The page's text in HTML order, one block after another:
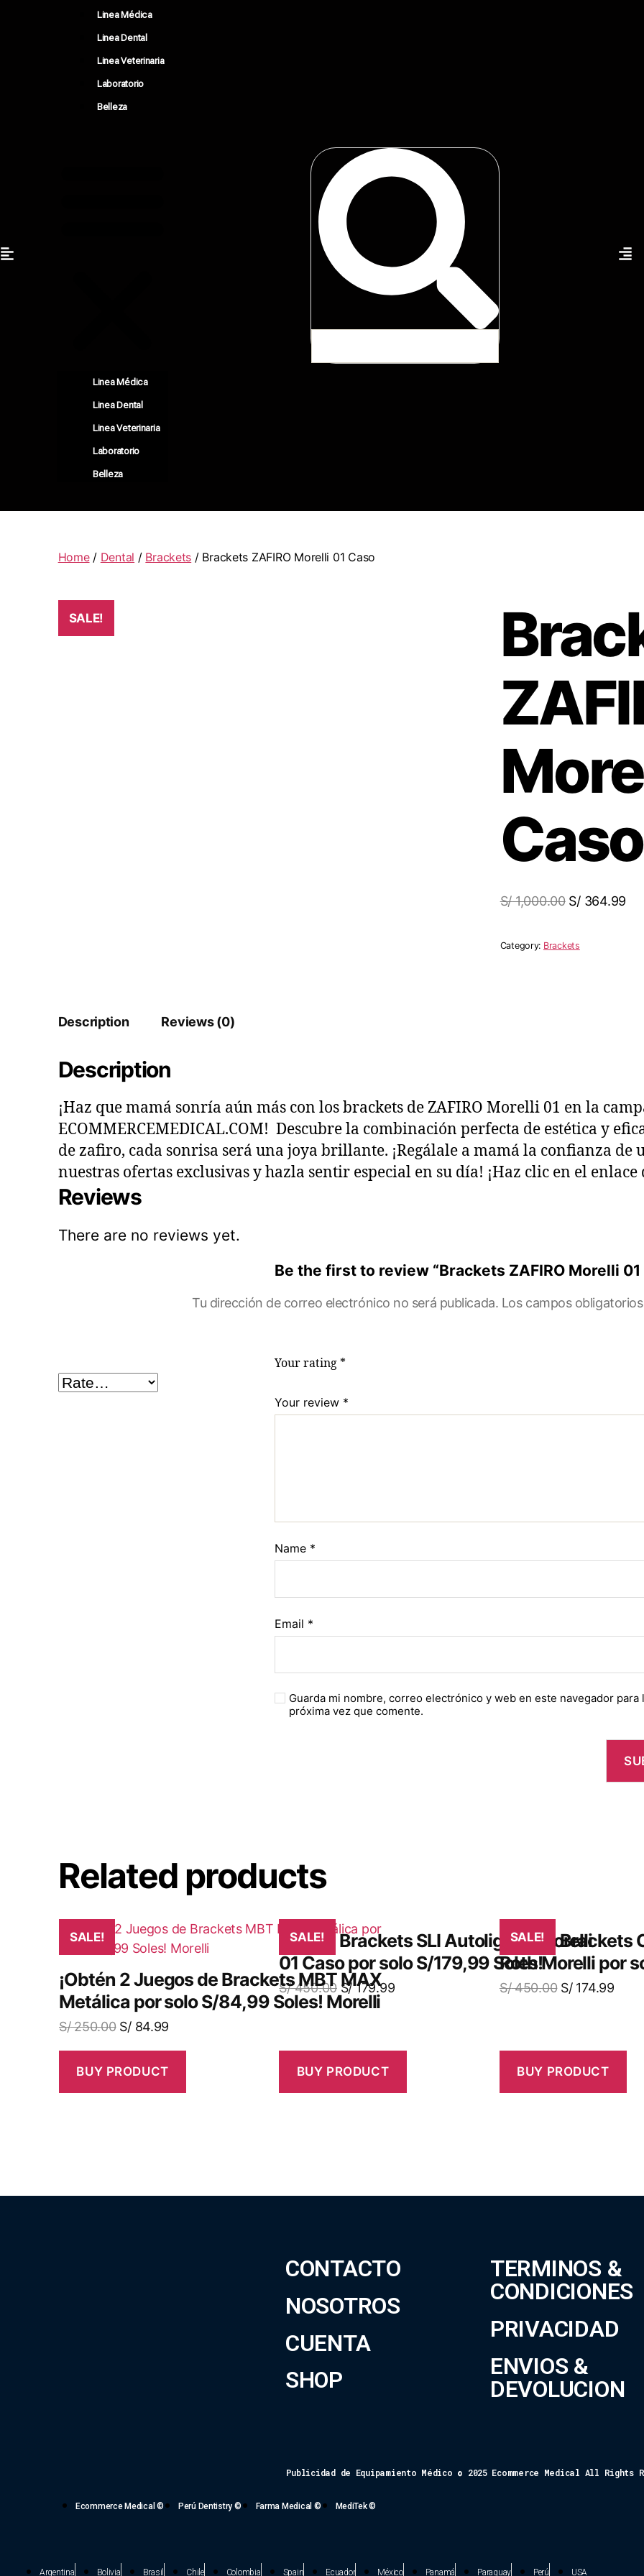
Linea Médica
Linea Dental
Linea Veterinaria
Laboratorio
Belleza
Linea Médica
Linea Dental
Linea Veterinaria
Laboratorio
Belleza
Home/ Dental / Brackets / Brackets ZAFIRO Morelli 01 Caso
SALE!
Caso
S/1,000.00 S/364.99
Category: Brackets
Description Reviews (0)
Description
¡Haz que mamá sonría aún más con los brackets de ZAFIRO Morelli 01 en la
ECOMMERCEMEDICAL.COM! Descubre la combinación perfecta de estética y
de zafiro, cada sonrisa será una joya brillante. ¡Regálale a mamá la confianza de
nuestras ofertas exclusivas y hazla sentir especial en su día! ¡Haz clic en el
Reviews
There are no reviews yet.
Be the first to review “Brackets ZAFIRO Morelli 01
Tu dirección de correo electrónico no será publicada. Los campos
Your rating *
Your review *
Name *
Email *
Guarda mi nombre, correo electrónico y web en este navegador para
próxima vez que comente.
Related products
SALE!
¡Obtén 2 Juegos de Brackets MBT MAX
Metálica por solo S/84,99 Soles! Morelli
S/250.00 S/84.99
BUY PRODUCT
SALE!
¡Obtén Brackets SLI Autoligado Morelli
01 Caso por solo S/179,99 Soles!
S/450.00 S/179.99
BUY PRODUCT
SALE!
¡Obtén Brackets
Roth Morelli por
S/450.00 S/174.99
BUY PRODUCT
CONTACTO
NOSOTROS
CUENTA
SHOP
TERMINOS &
CONDICIONES
PRIVACIDAD
ENVIOS &
DEVOLUCION
Publicidad de Equipamiento Médico © 2025 Ecommerce Medical All Rights
Ecommerce Medical © Perú Dentistry © Farma Medical © MediTek ©
Argentina Bolivia Brasil Chile Colombia Spain Ecuador México Panamá Paraguay Perú USA